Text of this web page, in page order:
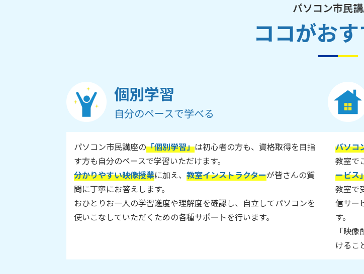
ココがおす
パソコン市民
個別学習
自分のペースで学べる
パソコン市民講座の「個別学習」は初心者の方も、資格取得を目指
す方も自分のペースで学習いただけます。
分かりやすい映像授業に加え、 教室インストラクターが皆さんの質
問に丁寧にお答えします。
おひとりお一人の学習進度や理解度を確認し、自立してパソコンを
使いこなしていただくための各種サポートを行います。
パソコ
教室で
ービス
教室で
信サー
す。
「映
けるこ